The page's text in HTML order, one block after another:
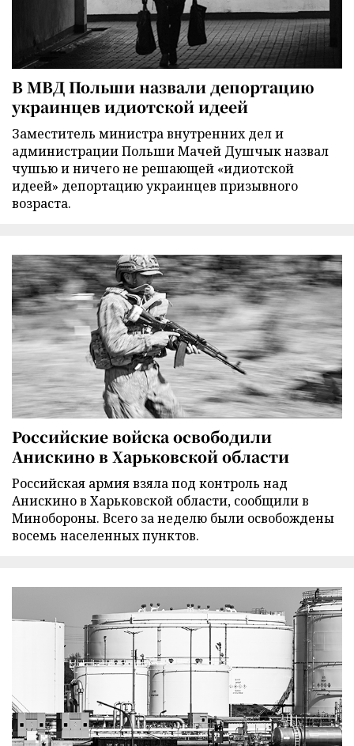
В МВД Польши назвали депортацию
украинцев идиотской идеей
Заместитель министра внутренних дел и
администрации Польши Мачей Душчык назвал
чушью и ничего не решающей «идиотской
идеей» депортацию украинцев призывного
возраста.
Российские войска освободили
Анискино в Харьковской области
Российская армия взяла под контроль над
Анискино в Харьковской области, сообщили в
Минобороны. Всего за неделю были освобождены
восемь населенных пунктов.